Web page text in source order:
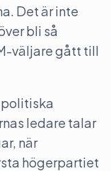
Det är inte
bli så
väljare gått till
politiska
ledare talar
när
högerpartiet